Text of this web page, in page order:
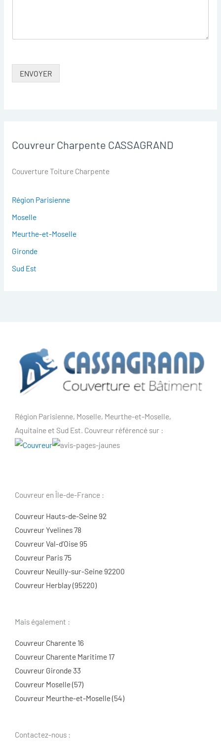
ENVOYER
Couvreur Charpente CASSAGRAND
Couverture Toiture Charpente
Région Parisienne
Moselle
Meurthe-et-Moselle
Gironde
Sud Est
Région Parisienne, Moselle, Meurthe-et-Moselle,
Aquitaine et Sud Est. Couvreur référencé sur :
Couvreur en Île-de-France :
Couvreur Hauts-de-Seine 92
Couvreur Yvelines 78
Couvreur Val-d’Oise 95
Couvreur Paris 75
Couvreur Neuilly-sur-Seine 92200
Couvreur Herblay (95220)
Mais également :
Couvreur Charente 16
Couvreur Charente Maritime 17
Couvreur Gironde 33
Couvreur Moselle (57)
Couvreur Meurthe-et-Moselle (54)
Contactez-nous :